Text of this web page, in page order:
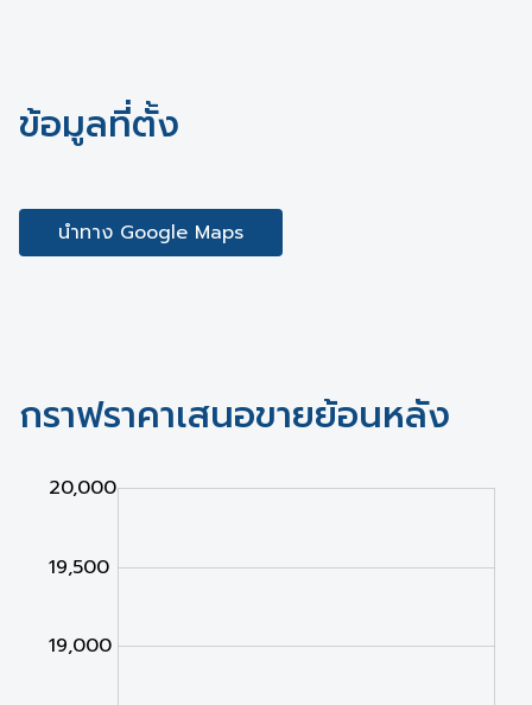
ข้อมูลที่ตั้ง
นำทาง Google Maps
กราฟราคาเสนอขายย้อนหลัง
19,000
19,500
20,000